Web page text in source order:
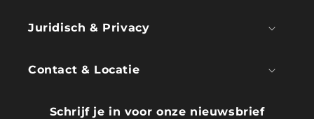
Juridisch & Privacy
Contact & Locatie
Schrijf je in voor onze nieuwsbrief